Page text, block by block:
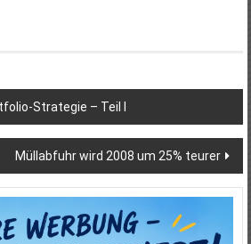
Strategie – Teil I
Müllabfuhr wird 2008 um 25% teurer